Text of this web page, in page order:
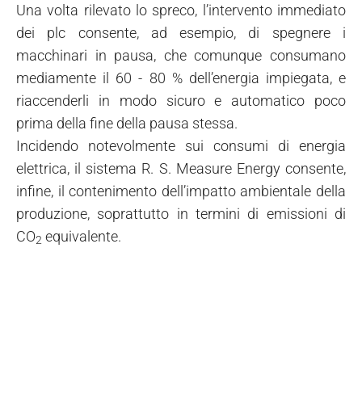
Una volta rilevato lo spreco, l’intervento immediato
dei plc consente, ad esempio, di spegnere i
macchinari in pausa, che comunque consumano
mediamente il 60 - 80 % dell’energia impiegata, e
riaccenderli in modo sicuro e automatico poco
prima della fine della pausa stessa.
Incidendo notevolmente sui consumi di energia
elettrica, il sistema R. S. Measure Energy consente,
infine, il contenimento dell’impatto ambientale della
produzione, soprattutto in termini di emissioni di
CO2 equivalente.